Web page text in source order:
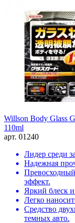
Willson Body Glass
110ml
арт. 01240
Лидер среди
Надежная
эффект.
Яркий блеск
Легко
Средство
темных авто.